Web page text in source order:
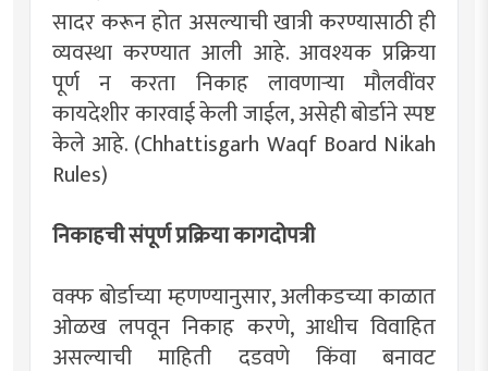
सादर करून होत असल्याची खात्री करण्यासाठी ही
व्यवस्था करण्यात आली आहे. आवश्यक प्रक्रिया
पूर्ण न करता निकाह लावणाऱ्या मौलवींवर
कायदेशीर कारवाई केली जाईल, असेही बोर्डाने स्पष्ट
केले आहे. (Chhattisgarh Waqf Board Nikah
Rules)
निकाहची संपूर्ण प्रक्रिया कागदोपत्री
वक्फ बोर्डाच्या म्हणण्यानुसार, अलीकडच्या काळात
ओळख लपवून निकाह करणे, आधीच विवाहित
असल्याची माहिती दडवणे किंवा बनावट